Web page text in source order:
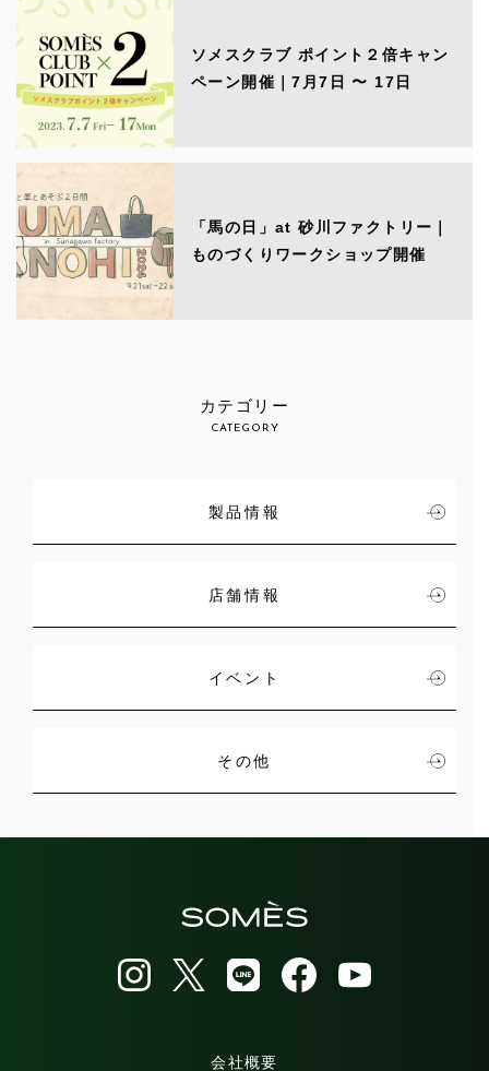
ソメスクラブ ポイント２倍キャン
ペーン開催｜7月7日 〜 17日
「馬の日」at 砂川ファクトリー｜
ものづくりワークショップ開催
カテゴリー
CATEGORY
製品情報
店舗情報
イベント
その他
会社概要